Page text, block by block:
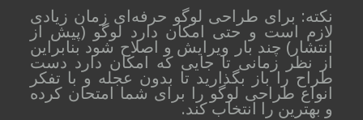
نکته: برای طراحی لوگو حرفه‌ای زمان زیادی
لازم است و حتی امکان دارد لوگو (پیش از
انتشار) چند بار ویرایش و اصلاح شود بنابراین
از نظر زمانی تا جایی که امکان دارد دست
طراح را باز بگذارید تا بدون عجله و با تفکر
انواع طراحی لوگو را برای شما امتحان کرده
و بهترین را انتخاب کند.